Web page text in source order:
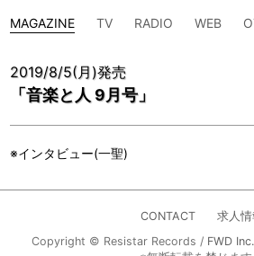
MAGAZINE TV RADIO WEB
2019/8/5(月)発売
「音楽と人 9月号」
※インタビュー(一聖)
CONTACT
求人情
Copyright © Resistar Records / FWD Inc.